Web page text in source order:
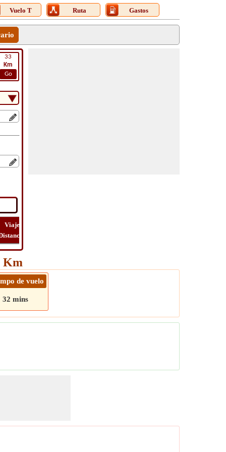
Vuelo T Ruta Gastos
33
Km
Go
Viaje
Km
de vuelo
32 mins